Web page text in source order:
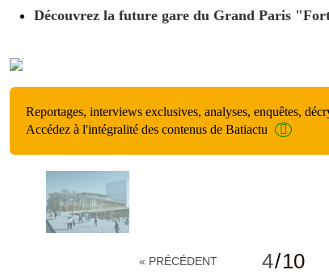
Découvrez la future gare du Grand Paris
Reportages, interviews exclusives, analyses, enquêtes,
Accédez à l'intégralité des contenus de Batiactu
« PRÉCÉDENT 4/10